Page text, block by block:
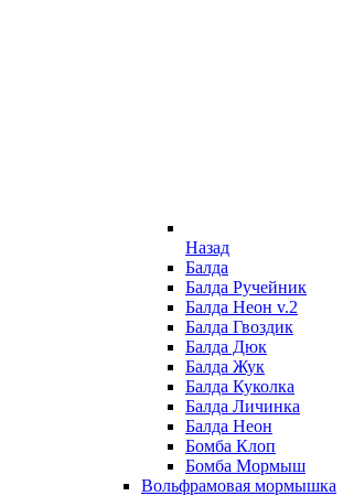
Назад
Балда
Балда Ручейник
Балда Неон v.2
Балда Гвоздик
Балда Дюк
Балда Жук
Балда Куколка
Балда Личинка
Балда Неон
Бомба Клоп
Бомба Мормыш
Вольфрамовая мормышка